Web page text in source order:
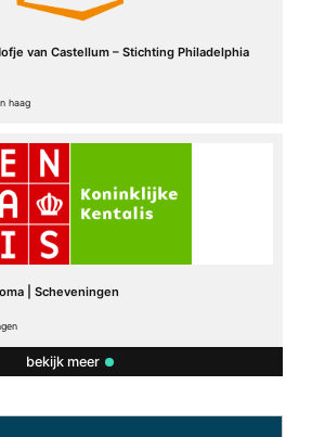
van Castellum – Stichting Philadelphia
haag
| Scheveningen
bekijk meer